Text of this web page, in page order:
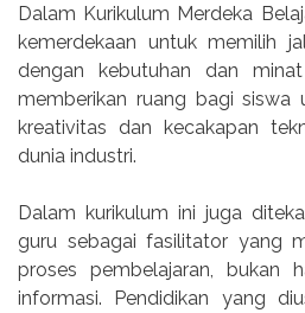
Dalam Kurikulum Merdeka
kemerdekaan untuk memilih
dengan kebutuhan dan
memberikan ruang bagi siswa
kreativitas dan kecakapan
dunia industri.
Dalam kurikulum ini juga
guru sebagai fasilitator yang
proses pembelajaran, bukan
informasi. Pendidikan yang